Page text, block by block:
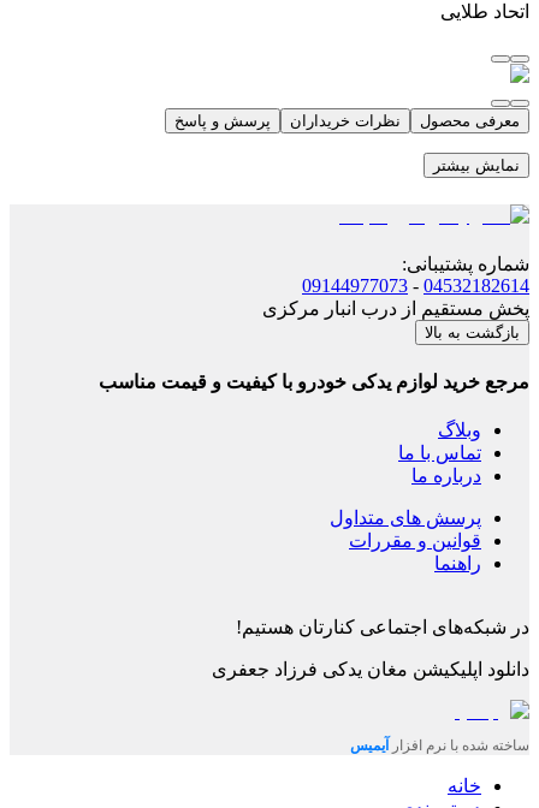
اتحاد طلایی
معرفی محصول نظرات خریداران پرسش و پاسخ
نمایش بیشتر
شماره پشتیبانی:
04532182614
-
09144977073
پخش مستقیم از درب انبار مرکزی
بازگشت به بالا
مرجع خرید لوازم یدکی خودرو با کیفیت و قیمت مناسب
وبلاگ
تماس با ما
درباره ما
پرسش های متداول
قوانین و مقررات
راهنما
در شبکه‌های اجتماعی کنارتان هستیم!
دانلود اپلیکیشن مغان یدکی فرزاد جعفری
ساخته شده با نرم افزار آیمیس
خانه